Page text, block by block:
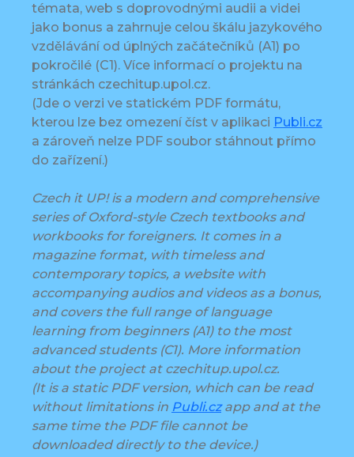
témata, web s doprovodnými audii a videi
jako bonus a zahrnuje celou škálu jazykového
vzdělávání od úplných začátečníků (A1) po
pokročilé (C1). Více informací o projektu na
stránkách czechitup.upol.cz.
(Jde o verzi ve statickém PDF formátu,
kterou lze bez omezení číst v aplikaci Publi.cz
a zároveň nelze PDF soubor stáhnout přímo
do zařízení.)
Czech it UP! is a modern and comprehensive
series of Oxford-style Czech textbooks and
workbooks for foreigners. It comes in a
magazine format, with timeless and
contemporary topics, a website with
accompanying audios and videos as a bonus,
and covers the full range of language
learning from beginners (A1) to the most
advanced students (C1). More information
about the project at czechitup.upol.cz.
(It is a static PDF version, which can be read
without limitations in Publi.czapp and at the
same time the PDF file cannot be
downloaded directly to the device.)